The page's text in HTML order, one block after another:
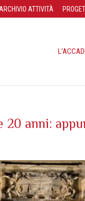
ARCHIVIO ATTIVITÀ
anni: